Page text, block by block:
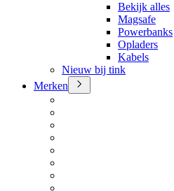
Bekijk alles
Magsafe
Powerbanks
Opladers
Kabels
Nieuw bij tink
Merken